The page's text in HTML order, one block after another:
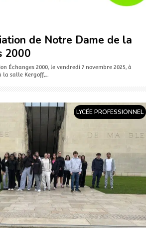
de Notre Dame de la
2000
Échanges 2000, le vendredi 7 novembre 2025, à
la salle Kergoff,…
LYCÉE PROFESSIONNEL